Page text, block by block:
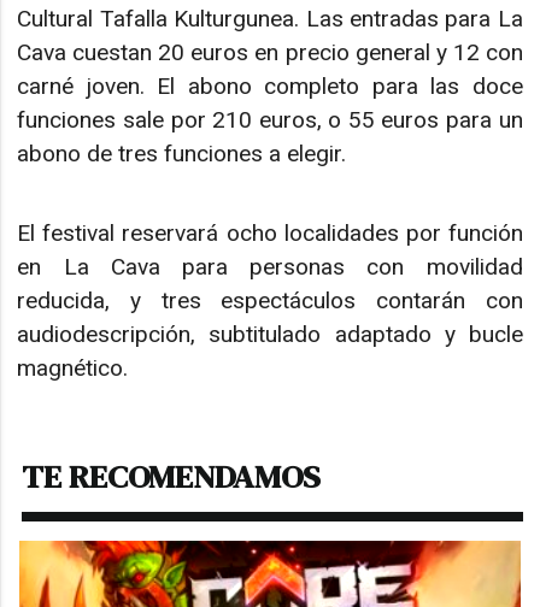
Cultural Tafalla Kulturgunea. Las entradas para La
Cava cuestan 20 euros en precio general y 12 con
carné joven. El abono completo para las doce
funciones sale por 210 euros, o 55 euros para un
abono de tres funciones a elegir.
El festival reservará ocho localidades por función
en La Cava para personas con movilidad
reducida, y tres espectáculos contarán con
audiodescripción, subtitulado adaptado y bucle
magnético.
TE RECOMENDAMOS